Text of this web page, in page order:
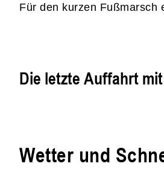
Für den kurzen Fußmarsch
Die letzte Auffahrt
Wetter und